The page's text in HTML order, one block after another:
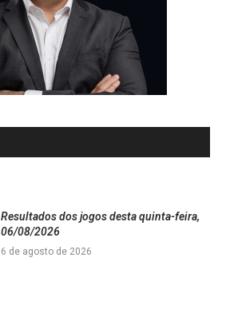
Resultados dos jogos desta quinta-feira,
06/08/2026
6 de agosto de 2026